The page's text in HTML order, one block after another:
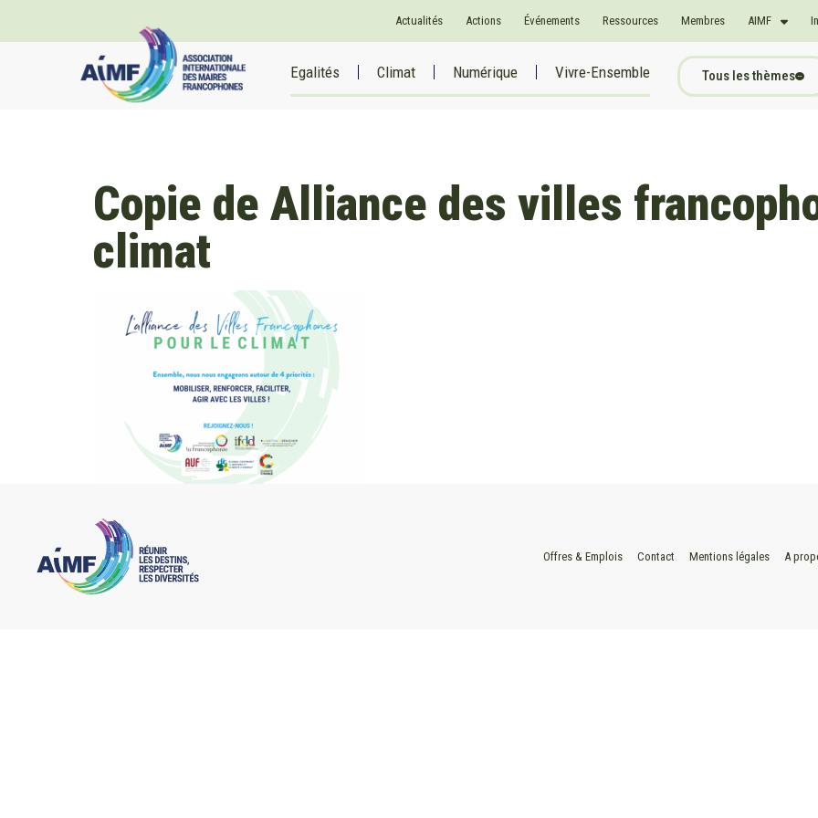
Actualités Actions Événements Ressources Membres AIMF
Egalités Climat Numérique Vivre-Ensemble Tous les thèmes
Copie de Alliance des villes
climat
Offres & Emplois Contact Mentions légales A